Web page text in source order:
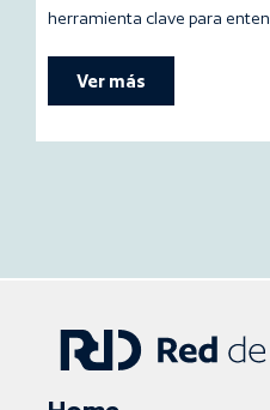
herramienta clave para
Ver más